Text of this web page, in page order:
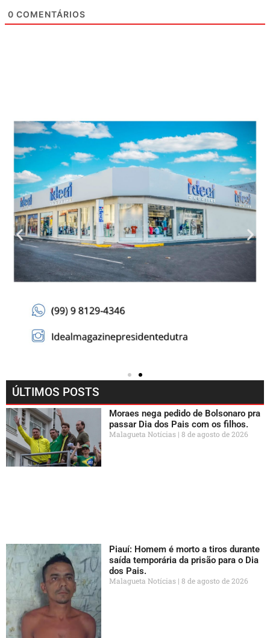
0 COMENTÁRIOS
ÚLTIMOS POSTS
Moraes nega pedido de Bolsonaro pra
passar Dia dos Pais com os filhos.
Malagueta Notícias 8 de agosto de 2026
Piauí: Homem é morto a tiros durante
saída temporária da prisão para o Dia
dos Pais.
Malagueta Notícias 8 de agosto de 2026